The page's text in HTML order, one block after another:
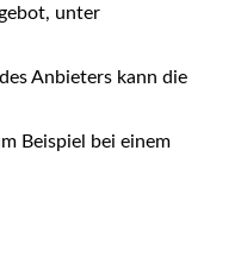
unter
Anbieters kann die
Beispiel bei einem